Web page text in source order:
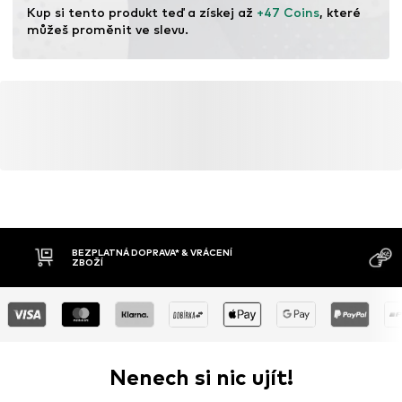
Kup si tento produkt teď a získej až +47 Coins, které
můžeš proměnit ve slevu.
BEZPLATNÁ DOPRAVA* & VRÁCENÍ
ZBOŽÍ
Nenech si nic ujít!